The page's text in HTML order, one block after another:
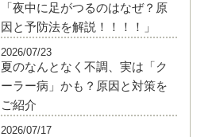
「夜中に足がつるのはなぜ？原
因と予防法を解説！！！！」
夏のなんとなく不調、実は「ク
ーラー病」かも？原因と対策を
ご紹介
2026/07/23
2026/07/17